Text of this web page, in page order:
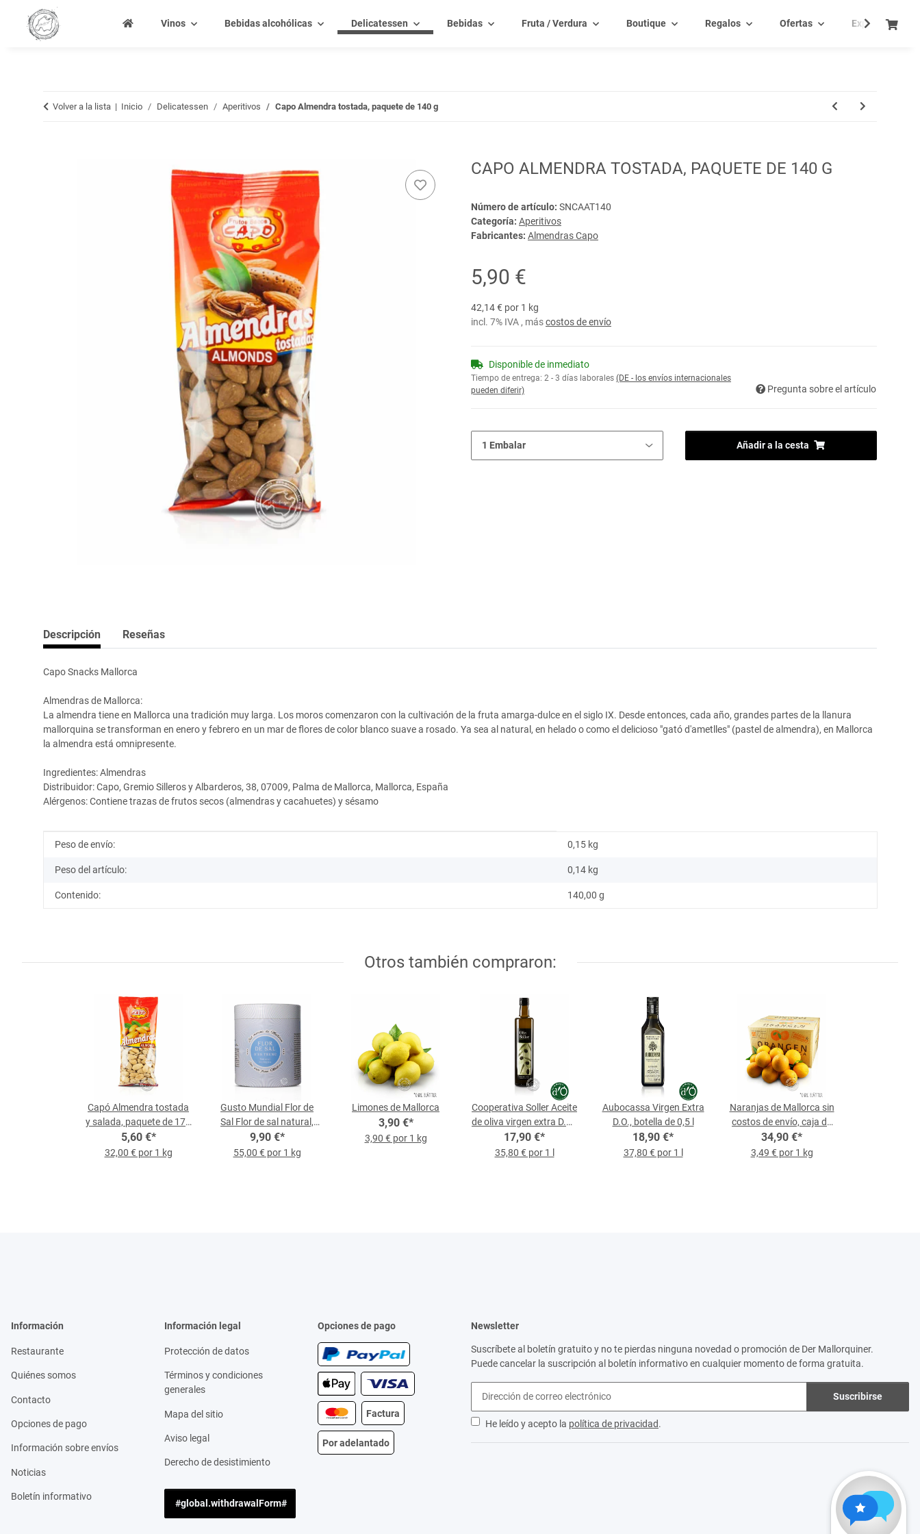
Vinos Bebidas alcohólicas Delicatessen Bebidas Fruta / Verdura Boutique Regalos Ofertas Experiencia -
Volver a la lista Inicio Delicatessen Aperitivos Capo Almendra tostada, paquete de 140 g
CAPO ALMENDRA TOSTADA, PAQUETE DE 140 G
Número de artículo: SNCAAT140
Categoría: Aperitivos
Fabricantes: Almendras Capo
5,90 €
42,14 € por 1 kg
incl. 7% IVA , máscostos de envío
Disponible de inmediato
Tiempo de entrega: 2 - 3 días laborales (DE - los envíos internacionales
pueden diferir)
Pregunta sobre el artículo
Añadir a la cesta
Descripción Reseñas
Capo Snacks Mallorca
Almendras de Mallorca:
La almendra tiene en Mallorca una tradición muy larga. Los moros comenzaron con la cultivación de la fruta amarga-dulce en el siglo IX. Desde entonces, cada año, grandes partes de la llanura
mallorquina se transforman en enero y febrero en un mar de flores de color blanco suave a rosado. Ya sea al natural, en helado o como el delicioso "gató d'ametlles" (pastel de almendra), en Mallorca
la almendra está omnipresente.
Ingredientes: Almendras
Distribuidor: Capo, Gremio Silleros y Albarderos, 38, 07009, Palma de Mallorca, Mallorca, España
Alérgenos: Contiene trazas de frutos secos (almendras y cacahuetes) y sésamo
Información del artículo
Valor
Peso de envío: 0,15 kg
Peso del artículo: 0,14 kg
Contenido: 140,00 g
Otros también compraron:
Capó Almendra tostada
y salada, paquete de 175
g
5,60 €*
32,00 € por 1 kg
Gusto Mundial Flor de
Sal Flor de sal natural,
bote de 180 g
9,90 €*
55,00 € por 1 kg
Limones de Mallorca
3,90 €*
3,90 € por 1 kg
Cooperativa Soller Aceite
de oliva virgen extra D.O.,
botella de 0,5 L
17,90 €*
35,80 € por 1 l
Aubocassa Virgen Extra
D.O., botella de 0,5 l
18,90 €*
37,80 € por 1 l
Naranjas de Mallorca sin
costos de envío, caja de
10 kg
34,90 €*
3,49 € por 1 kg
Información
Restaurante
Quiénes somos
Contacto
Opciones de pago
Información sobre envíos
Noticias
Boletín informativo
Información legal
Protección de datos
Términos y condiciones
generales
Mapa del sitio
Aviso legal
Derecho de desistimiento
#global.withdrawalForm#
Opciones de pago
Factura
Por adelantado
Newsletter
Suscríbete al boletín gratuito y no te pierdas ninguna novedad o promoción de Der Mallorquiner.
Puede cancelar la suscripción al boletín informativo en cualquier momento de forma gratuita.
Suscribirse
He leído y acepto la política de privacidad.